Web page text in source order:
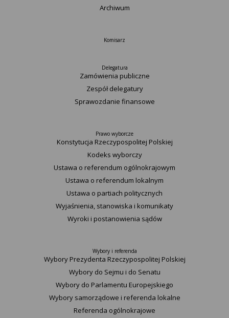
Archiwum
Komisarz
Delegatura
Zamówienia publiczne
Zespół delegatury
Sprawozdanie finansowe
Prawo wyborcze
Konstytucja Rzeczypospolitej Polskiej​
Kodeks wyborczy
Ustawa o referendum ogólnokrajowym
Ustawa o referendum lokalnym
Ustawa o partiach politycznych
Wyjaśnienia, stanowiska i komunikaty
Wyroki i postanowienia sądów
Wybory i referenda
Wybory Prezydenta Rzeczypospolitej Polskiej
Wybory do Sejmu i do Senatu
Wybory do Parlamentu Europejskiego
Wybory samorządowe i referenda lokalne
Referenda ogólnokrajowe